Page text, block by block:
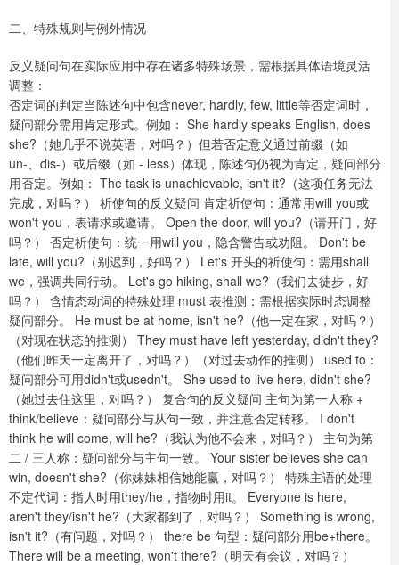
二、特殊规则与例外情况
反义疑问句在实际应用中存在诸多特殊场景，需根据具体语境灵活
调整：
否定词的判定当陈述句中包含never, hardly, few, little等否定词时，
疑问部分需用肯定形式。例如： She hardly speaks English, does
she?（她几乎不说英语，对吗？）但若否定意义通过前缀（如
un-、dis-）或后缀（如 - less）体现，陈述句仍视为肯定，疑问部分
用否定。例如： The task is unachievable, isn't it?（这项任务无法
完成，对吗？） 祈使句的反义疑问 肯定祈使句：通常用will you或
won't you，表请求或邀请。 Open the door, will you?（请开门，好
吗？） 否定祈使句：统一用will you，隐含警告或劝阻。 Don't be
late, will you?（别迟到，好吗？） Let's 开头的祈使句：需用shall
we，强调共同行动。 Let's go hiking, shall we?（我们去徒步，好
吗？） 含情态动词的特殊处理 must 表推测：需根据实际时态调整
疑问部分。 He must be at home, isn't he?（他一定在家，对吗？）
（对现在状态的推测） They must have left yesterday, didn't they?
（他们昨天一定离开了，对吗？）（对过去动作的推测） used to：
疑问部分可用didn't或usedn't。 She used to live here, didn't she?
（她过去住这里，对吗？） 复合句的反义疑问 主句为第一人称 +
think/believe：疑问部分与从句一致，并注意否定转移。 I don't
think he will come, will he?（我认为他不会来，对吗？） 主句为第
二 / 三人称：疑问部分与主句一致。 Your sister believes she can
win, doesn't she?（你妹妹相信她能赢，对吗？） 特殊主语的处理
不定代词：指人时用they/he，指物时用it。 Everyone is here,
aren't they/isn't he?（大家都到了，对吗？） Something is wrong,
isn't it?（有问题，对吗？） there be 句型：疑问部分用be+there。
There will be a meeting, won't there?（明天有会议，对吗？）